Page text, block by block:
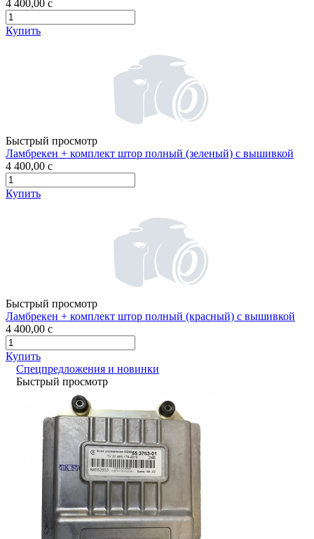
4 400,00 c
Купить
Быстрый просмотр
Ламбрекен + комплект штор полный (зеленый) с вышивкой
4 400,00 c
Купить
Быстрый просмотр
Ламбрекен + комплект штор полный (красный) с вышивкой
4 400,00 c
Купить
Спецпредложения и новинки
Быстрый просмотр